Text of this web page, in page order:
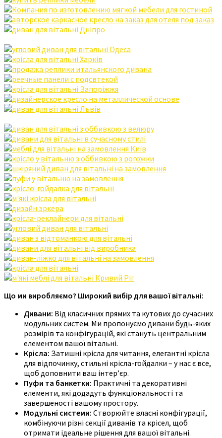
Що ми виробляємо? Широкий вибір для вашої вітальні:
Дивани: Від класичних прямих та кутових до сучасних
модульних систем. Ми пропонуємо дивани будь-яких
розмірів та конфігурацій, які стануть центральним
елементом вашої вітальні.
Крісла: Затишні крісла для читання, елегантні крісла
для відпочинку, стильні крісла-гойдалки – у нас є все,
щоб доповнити ваш інтер’єр.
Пуфи та банкетки: Практичні та декоративні
елементи, які додадуть функціональності та
завершеності вашому простору.
Модульні системи: Створюйте власні конфігурації,
комбінуючи різні секції диванів та крісел, щоб
отримати ідеальне рішення для вашої вітальні.